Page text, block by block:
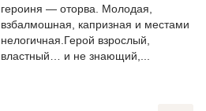
героиня — оторва. Молодая,
взбалмошная, капризная и местами
нелогичная.Герой взрослый,
властный… и не знающий,...